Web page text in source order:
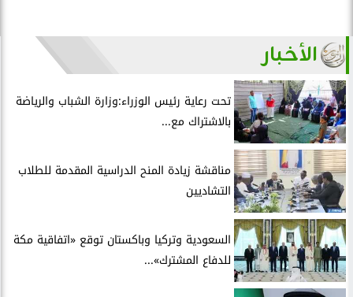
الأخبار
تحت رعاية رئيس الوزراء:وزارة الشباب والرياضة
بالاشتراك مع...
مناقشة زيادة المنح الدراسية المقدمة للطلاب
التشاديين
السعودية وتركيا وباكستان توقع «اتفاقية مكة
للدفاع المشترك»...